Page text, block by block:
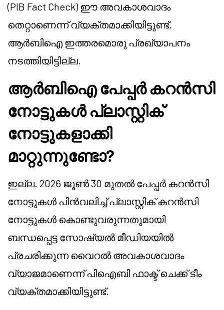
(PIB Fact Check) ഈ അവകാശവാദം
തെറ്റാണെന്ന് വ്യക്തമാക്കിയിട്ടുണ്ട്,
ആർ‌ബിഐ ഇത്തരമൊരു പ്രഖ്യാപനം
നടത്തിയിട്ടില്ല.
ആർബിഐ പേപ്പർ കറൻസി
നോട്ടുകൾ പ്ലാസ്റ്റിക്
നോട്ടുകളാക്കി
മാറ്റുന്നുണ്ടോ?
ഇല്ല. 2026 ജൂൺ 30 മുതൽ പേപ്പർ കറൻസി
നോട്ടുകൾ പിൻവലിച്ച് പ്ലാസ്റ്റിക് കറൻസി
നോട്ടുകൾ കൊണ്ടുവരുന്നതുമായി
ബന്ധപ്പെട്ട സോഷ്യൽ മീഡിയയിൽ
പ്രചരിക്കുന്ന വൈറൽ അവകാശവാദം
വ്യാജമാണെന്ന് പി‌ഐ‌ബി ഫാക്ട് ചെക്ക് ടീം
വ്യക്തമാക്കിയിട്ടുണ്ട്.